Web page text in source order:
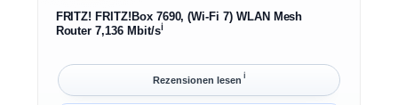
FRITZ! FRITZ!Box 7690, (Wi-Fi 7) WLAN Mesh
Router 7,136 Mbit/sℹ︎
Rezensionen lesen ℹ︎